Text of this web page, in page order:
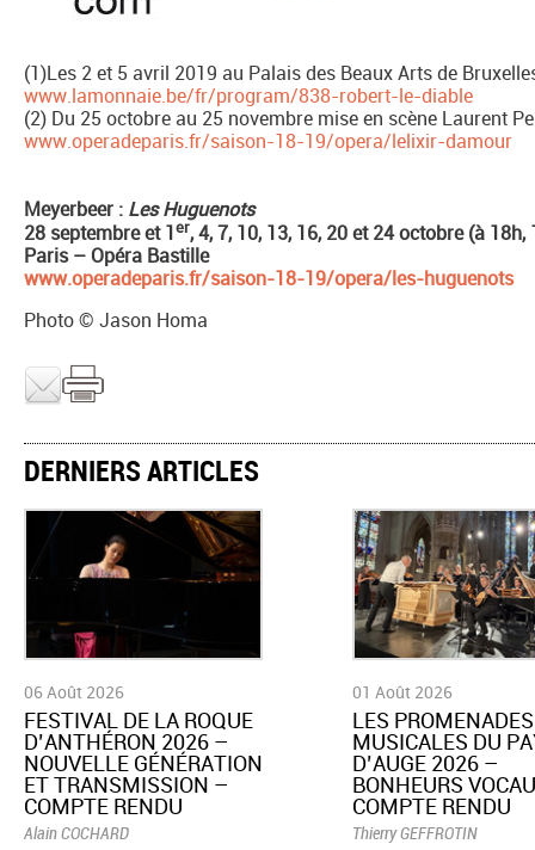
(1)Les 2 et 5 avril 2019 au Palais des Beaux Arts de
www.lamonnaie.be/fr/program/838-robert-le-diable
(2) Du 25 octobre au 25 novembre mise en scène Laurent
www.operadeparis.fr/saison-18-19/opera/lelixir-damour
Meyerbeer : Les Huguenots
28 septembre et 1er, 4, 7, 10, 13, 16, 20 et 24 octobre (à
Paris – Opéra Bastille
www.operadeparis.fr/saison-18-19/opera/les-huguenots
Photo © Jason Homa
DERNIERS ARTICLES
06 Août 2026
​FESTIVAL DE LA ROQUE
D’ANTHÉRON 2026 –
NOUVELLE GÉNÉRATION
ET TRANSMISSION –
COMPTE RENDU
Alain COCHARD
01 Août 2026
LES PROMENADES
MUSICALES DU
D’AUGE 2026 –
BONHEURS
COMPTE RENDU
Thierry GEFFROTIN